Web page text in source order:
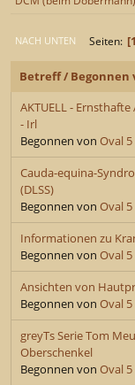
NACH UNTEN Seiten 1
Betreff/ Begonnen
AKTUELL -
- Irl
Begonnen von Oval 5
Cauda-equina-
(DLSS)
Begonnen von Oval 5
Informationen zu
Begonnen von Oval 5
Ansichten von
Begonnen von Oval 5
greyTs Serie Tom
Oberschenkel
Begonnen von Oval 5